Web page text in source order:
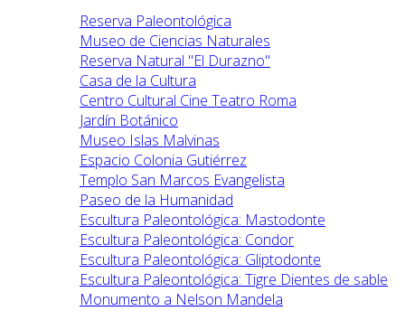
Reserva Paleontológica
Museo de Ciencias Naturales
Reserva Natural "El Durazno"
Casa de la Cultura
Centro Cultural Cine Teatro Roma
Jardín Botánico
Museo Islas Malvinas
Espacio Colonia Gutiérrez
Templo San Marcos Evangelista
Paseo de la Humanidad
Escultura Paleontológica: Mastodonte
Escultura Paleontológica: Condor
Escultura Paleontológica: Gliptodonte
Escultura Paleontológica: Tigre Dientes de sable
Monumento a Nelson Mandela